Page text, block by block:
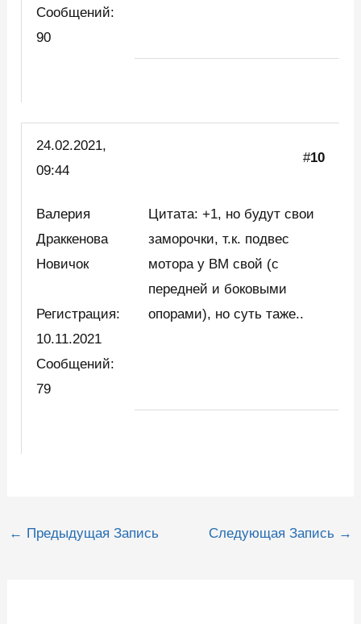
Сообщений:
90
24.02.2021,
09:44
#10
Валерия
Драккенова
Новичок
Регистрация:
10.11.2021
Сообщений:
79
Цитата: +1, но будут свои
заморочки, т.к. подвес
мотора у ВМ свой (с
передней и боковыми
опорами), но суть таже..
Навигация
← Предыдущая Запись Следующая Запись →